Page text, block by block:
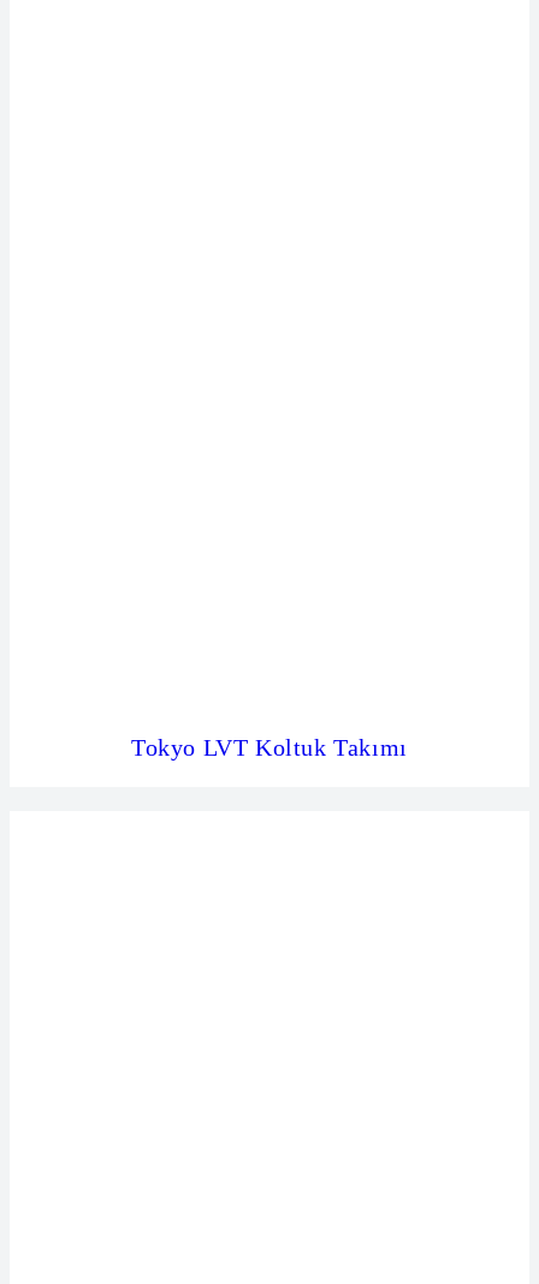
Tokyo LVT Koltuk Takımı